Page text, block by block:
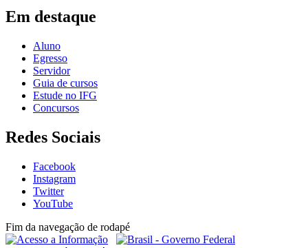
Em destaque
Aluno
Egresso
Servidor
Guia de cursos
Estude no IFG
Concursos
Redes Sociais
Facebook
Instagram
Twitter
YouTube
Fim da navegação de rodapé